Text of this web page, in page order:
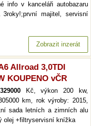
info v kanceláři autobazaru
majitel, servisní
Zobrazit inzerát
Allroad 3,0TDI
KOUPENO vČR
329000Kč, výkon 200 kw,
km, rok výroby: 2015,
sada letních a zimních alu
olej +filtryservisní knížka